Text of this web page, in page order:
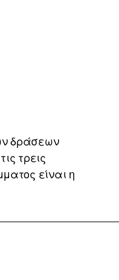
δράσεων
τρεις
είναι η